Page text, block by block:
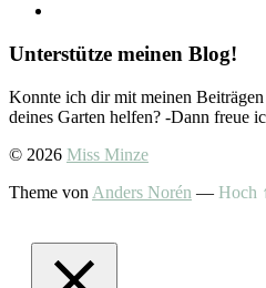
Unterstütze meinen Blog!
Konnte ich dir mit meinen
deines Garten helfen? -Dann freue
© 2026 Miss Minze
Theme von Anders Norén — Hoch